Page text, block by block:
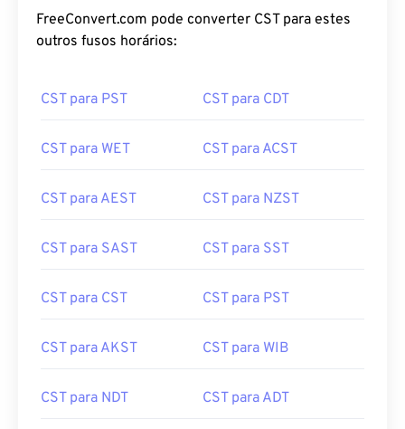
FreeConvert.com pode converter CST para estes
outros fusos horários:
CST para PST CST para CDT
CST para WET CST para ACST
CST para AEST CST para NZST
CST para SAST CST para SST
CST para CST CST para PST
CST para AKST CST para WIB
CST para NDT CST para ADT